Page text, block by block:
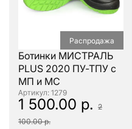
Распродажа
Ботинки МИСТРАЛЬ
PLUS 2020 ПУ-ТПУ с
МП и МС
: 1279
1 500.00 р. 2
100.00 р.